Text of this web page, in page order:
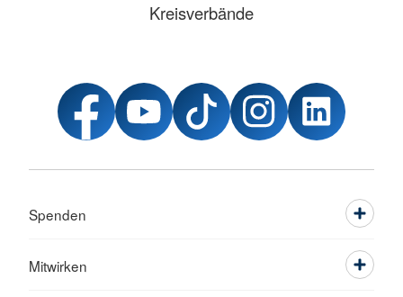
Kreisverbände
Spenden
Mitwirken